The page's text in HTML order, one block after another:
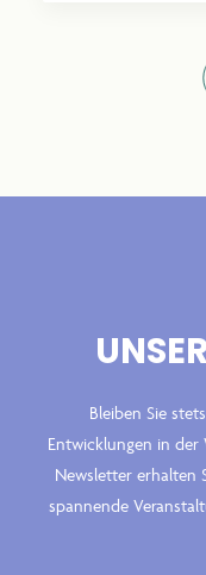
Bleiben Sie
Entwicklungen in
Newsletter erhalten
spannende